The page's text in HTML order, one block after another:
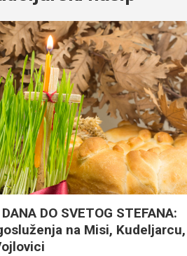
DO SVETOG STEFANA:
na Misi, Kudeljarcu,